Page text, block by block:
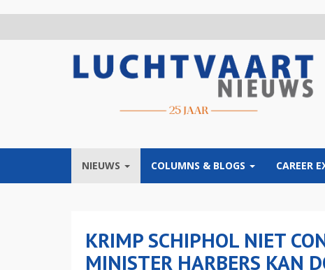
NIEUWS COLUMNS & BLOGS CAREER
KRIMP SCHIPHOL NIET
MINISTER HARBERS KAN